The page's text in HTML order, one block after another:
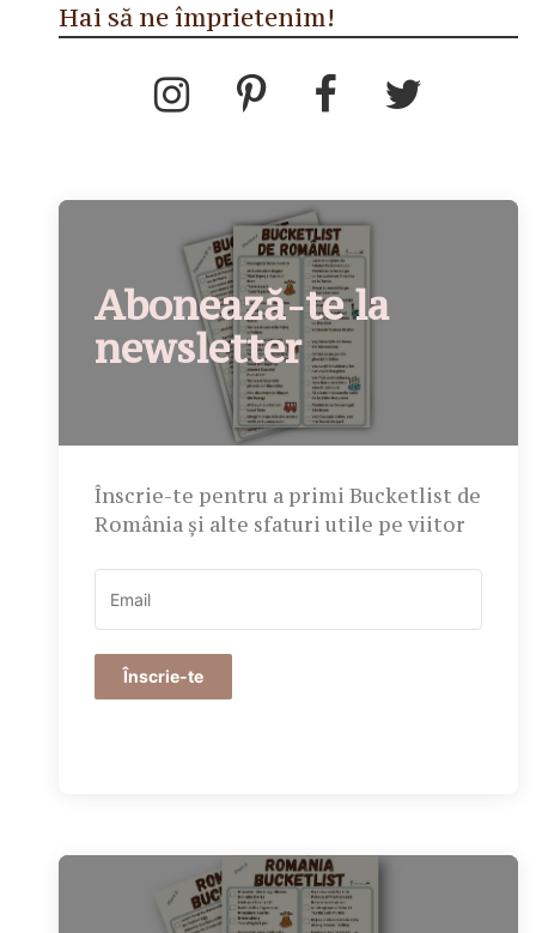
Hai să ne împrietenim!
Abonează-te la
newsletter
Înscrie-te pentru a primi Bucketlist de
România și alte sfaturi utile pe viitor
Înscrie-te